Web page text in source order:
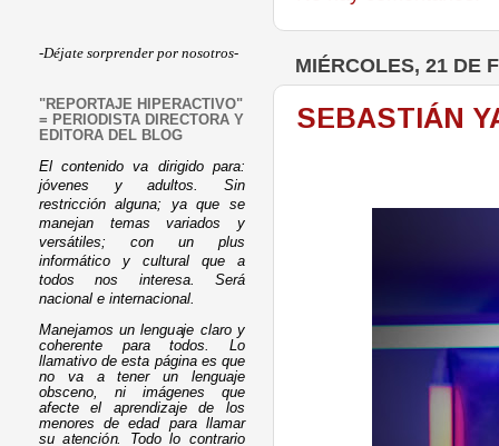
MIÉRCOLES, 21 DE
SEBASTIÁN
-Déjate sorprender por nosotros-
"REPORTAJE HIPERACTIVO"
= PERIODISTA DIRECTORA Y
EDITORA DEL BLOG
El contenido va dirigido para:
jóvenes y adultos. Sin
restricción alguna; ya que se
manejan temas variados y
versátiles; con un plus
informático y cultural que a
todos nos interesa. Será
nacional e internacional.
Manejamos un lenguaje claro y
coherente para todos. Lo
llamativo de esta página es que
no va a tener un lenguaje
obsceno, ni imágenes que
afecte el aprendizaje de los
menores de edad para llamar
su atención. Todo lo contrario